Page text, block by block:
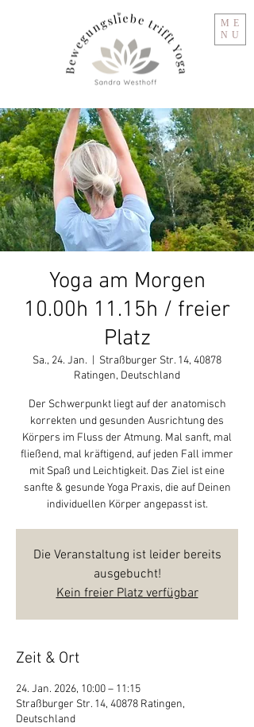
ME
NU
Yoga am Morgen
10.00h 11.15h / freier
Platz
Sa., 24. Jan.
Straßburger Str. 14, 40878
Ratingen, Deutschland
Der Schwerpunkt liegt auf der anatomisch
korrekten und gesunden Ausrichtung des
Körpers im Fluss der Atmung. Mal sanft, mal
fließend, mal kräftigend, auf jeden Fall immer
mit Spaß und Leichtigkeit. Das Ziel ist eine
sanfte & gesunde Yoga Praxis, die auf Deinen
individuellen Körper angepasst ist.
Die Veranstaltung ist leider bereits
ausgebucht!
Kein freier Platz verfügbar
Zeit & Ort
24. Jan. 2026, 10:00 – 11:15
Straßburger Str. 14, 40878 Ratingen,
Deutschland